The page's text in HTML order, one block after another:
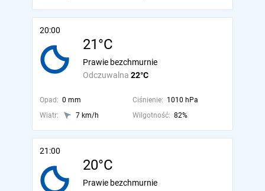
20:00
21°C
Odczuwalna 22°C
Prawie bezchmurnie
Opad: 0 mm Ciśnienie: 1010 hPa
Wiatr:
7 km/h Wilgotność: 82%
21:00
20°C
Prawie bezchmurnie